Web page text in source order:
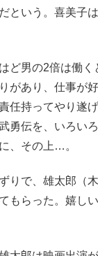
という。喜美子
ど男の2倍は働く
があり、仕事が
任持ってやり遂
勇伝を、いろい
、その上…。
りで、雄太郎（
もらった。嬉し